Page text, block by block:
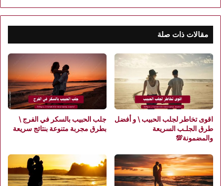
مقالات ذات صلة
اقوى تخاطر لجلب الحبيب \ و أفضل
طرق الجلـب السريعة
والمضمونة💯
جلب الحبيب بالسكر في الفرج \
بطرق مجربة متنوعة بنتائج سريعة